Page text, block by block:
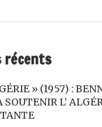
récents
» (1957) :
SOUTENIR L’